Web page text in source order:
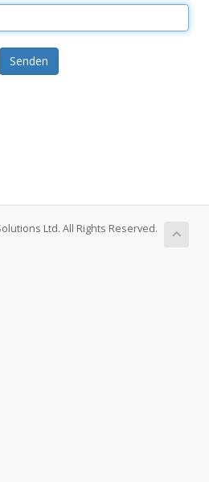
Senden
Ltd. All Rights Reserved.